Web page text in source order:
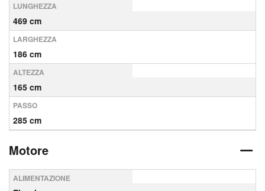
LUNGHEZZA
469 cm
LARGHEZZA
186 cm
ALTEZZA
165 cm
PASSO
285 cm
Motore
ALIMENTAZIONE